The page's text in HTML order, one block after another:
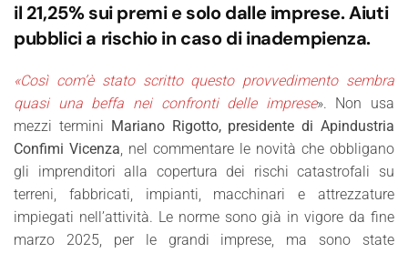
il 21,25% sui premi e solo dalle imprese. Aiuti
pubblici a rischio in caso di inadempienza.
«Così com’è stato scritto questo provvedimento sembra
quasi una beffa nei confronti delle imprese». Non usa
mezzi termini Mariano Rigotto, presidente di Apindustria
Confimi Vicenza, nel commentare le novità che obbligano
gli imprenditori alla copertura dei rischi catastrofali su
terreni, fabbricati, impianti, macchinari e attrezzature
impiegati nell’attività. Le norme sono già in vigore da fine
marzo 2025, per le grandi imprese, ma sono state